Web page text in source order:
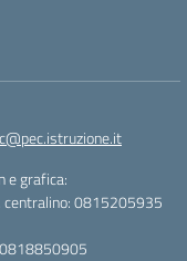
e grafica:
centralino: 0815205935
0818850905